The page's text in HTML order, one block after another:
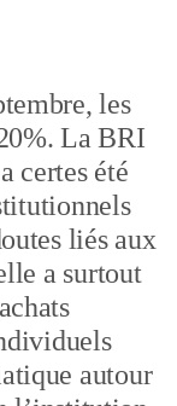
les
La BRI
certes été
liés aux
a surtout
autour